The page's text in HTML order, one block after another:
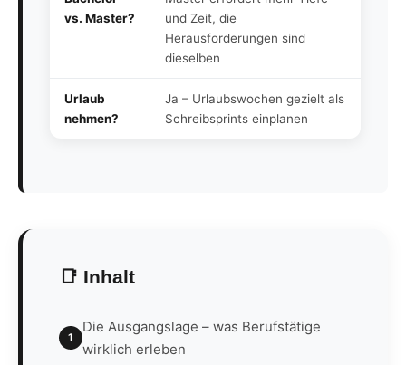
vs. Master?
und Zeit, die
Herausforderungen sind
dieselben
Urlaub
nehmen?
Ja – Urlaubswochen gezielt als
Schreibsprints einplanen
📑 Inhalt
1
Die Ausgangslage – was Berufstätige
wirklich erleben